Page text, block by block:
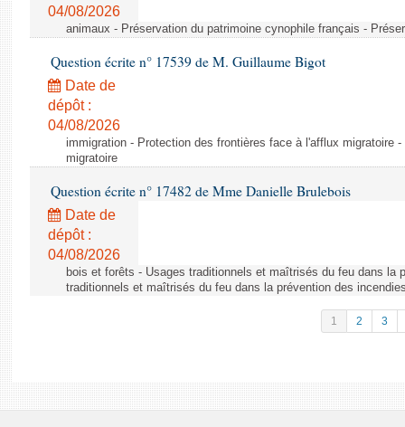
04/08/2026
animaux - Préservation du patrimoine cynophile français -
Question écrite n° 17539 de M. Guillaume Bigot
Date de
dépôt :
04/08/2026
immigration - Protection des frontières face à l'afflux migratoire
migratoire
Question écrite n° 17482 de Mme Danielle Brulebois
Date de
dépôt :
04/08/2026
bois et forêts - Usages traditionnels et maîtrisés du feu dans la
traditionnels et maîtrisés du feu dans la prévention des
1 2 3